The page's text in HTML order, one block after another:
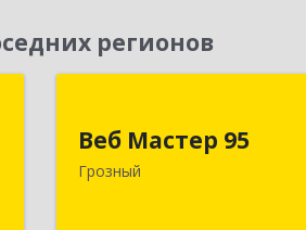
регионов
Веб Мастер 95
Грозный
364050, Чеченская